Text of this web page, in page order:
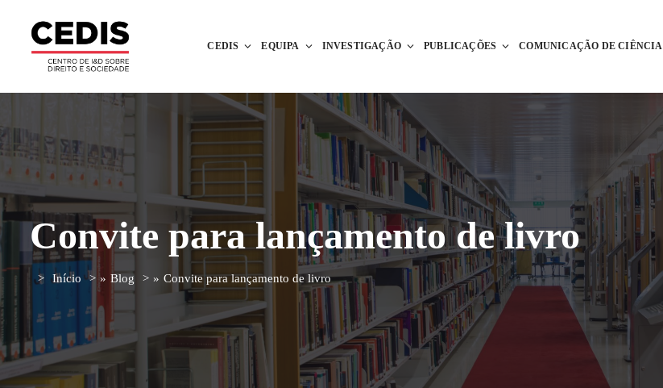
CEDIS EQUIPA INVESTIGAÇÃO PUBLICAÇÕES COMUNICAÇÃO DE CIÊNCIA
Convite para lançamento de livro
Início » Blog » Convite para lançamento de livro